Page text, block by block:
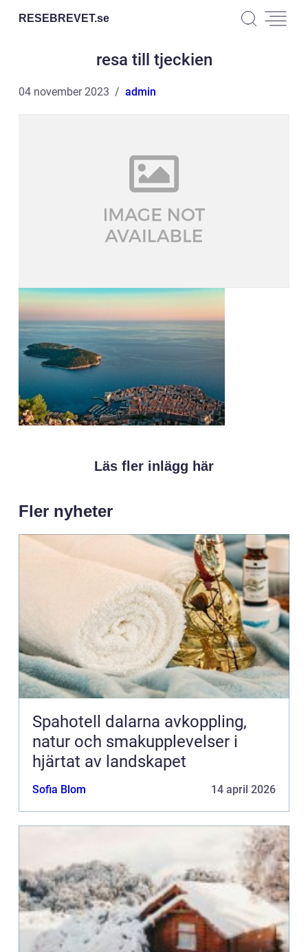
RESEBREVET.se
resa till tjeckien
04 november 2023 admin
Läs fler inlägg här
Fler nyheter
Spahotell dalarna avkoppling,
natur och smakupplevelser i
hjärtat av landskapet
Sofia Blom 14 april 2026